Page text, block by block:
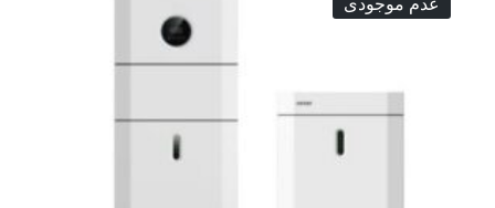
عدم موجودی